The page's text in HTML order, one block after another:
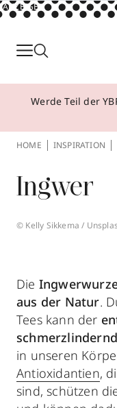
ANZEIGE
Parfum
Make-up
Über YBPN
Aktionen
Werde Teil der
HOME INSPIRATION
Ingwer
© Kelly Sikkema /
Die
aus der Natur.
Tees kann der
in unseren
Antioxidantien,
sind, schützen